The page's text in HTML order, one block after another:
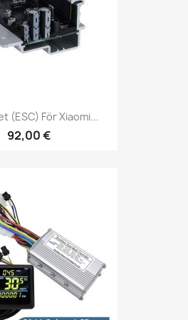
(ESC) För Xiaomi...
92,00 €